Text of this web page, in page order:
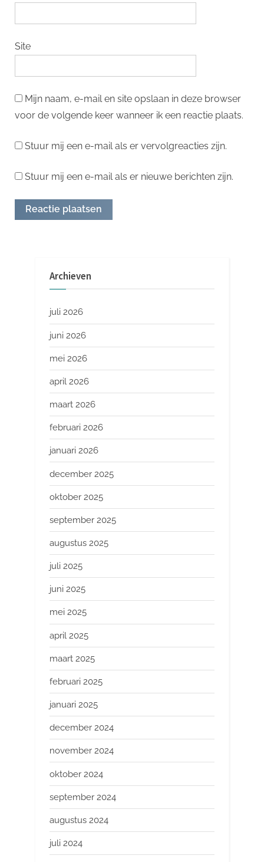
Site
Mijn naam, e-mail en site opslaan in deze browser
voor de volgende keer wanneer ik een reactie plaats.
Stuur mij een e-mail als er vervolgreacties zijn.
Stuur mij een e-mail als er nieuwe berichten zijn.
Archieven
juli 2026
juni 2026
mei 2026
april 2026
maart 2026
februari 2026
januari 2026
december 2025
oktober 2025
september 2025
augustus 2025
juli 2025
juni 2025
mei 2025
april 2025
maart 2025
februari 2025
januari 2025
december 2024
november 2024
oktober 2024
september 2024
augustus 2024
juli 2024